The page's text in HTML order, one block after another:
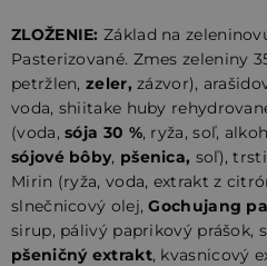
ZLOŽENIE: Základ na
Pasterizované. Zmes zeleniny
petržlen, zeler, zázvor),
voda, shiitake huby
(voda,sója 30 %, ryža, soľ,
sójové bôby, pšenica, soľ),
Mirin (ryža, voda, extrakt z
slnečnicový olej,Gochujang
sirup, pálivý paprikový prášok,
pšeničný extrakt, kvasnicový